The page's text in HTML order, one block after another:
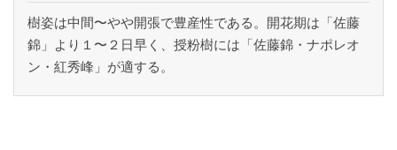
樹姿は中間〜やや開張で豊産性である。開花期は「佐藤
錦」より１〜２日早く、授粉樹には「佐藤錦・ナポレオ
ン・紅秀峰」が適する。